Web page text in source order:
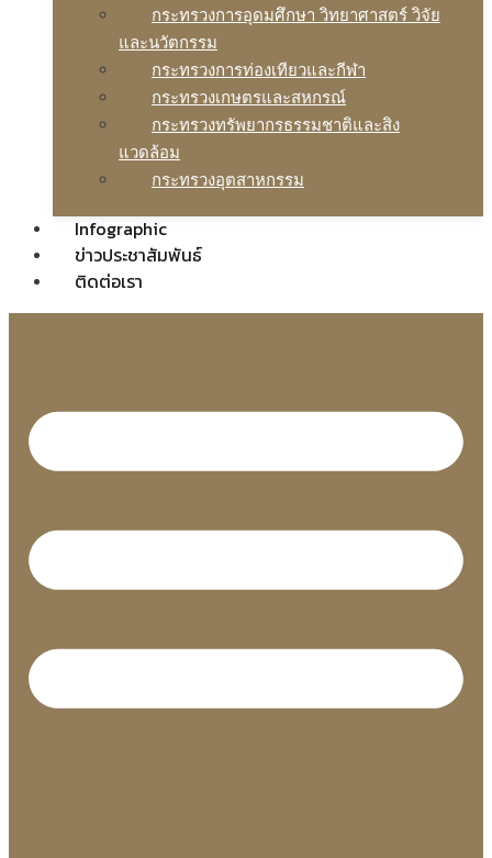
กระทรวงการอุดมศึกษา วิทยาศาสตร์ วิจัย
และนวัตกรรม
กระทรวงการท่องเทียวและกีฬา
กระทรวงเกษตรและสหกรณ์
กระทรวงทรัพยากรธรรมชาติและสิง
แวดล้อม
กระทรวงอุตสาหกรรม
Infographic
ข่าวประชาสัมพันธ์
ติดต่อเรา